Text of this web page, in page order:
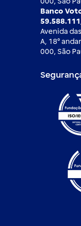
Banco
Avenida
A, 18⁰
000, São